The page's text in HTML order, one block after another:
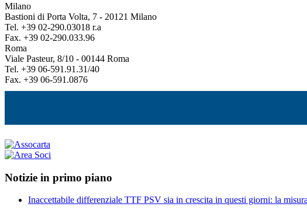
Milano
Bastioni di Porta Volta, 7 - 20121 Milano
Tel. +39 02-290.03018 r.a
Fax. +39 02-290.033.96
Roma
Viale Pasteur, 8/10 - 00144 Roma
Tel. +39 06-591.91.31/40
Fax. +39 06-591.0876
Notizie in primo piano
Inaccettabile differenziale TTF PSV sia in crescita in questi giorni: la